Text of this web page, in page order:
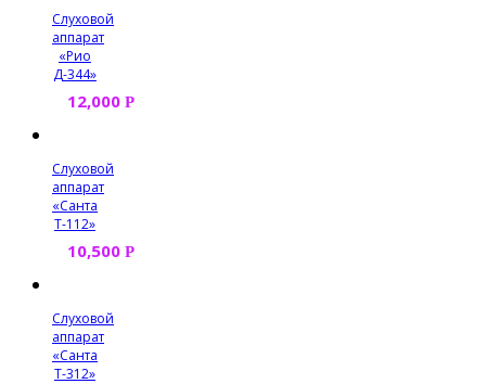
Слуховой
аппарат
«Рио
Д-344»
12,000 Р
Слуховой
аппарат
«Санта
Т-112»
10,500 Р
Слуховой
аппарат
«Санта
Т-312»